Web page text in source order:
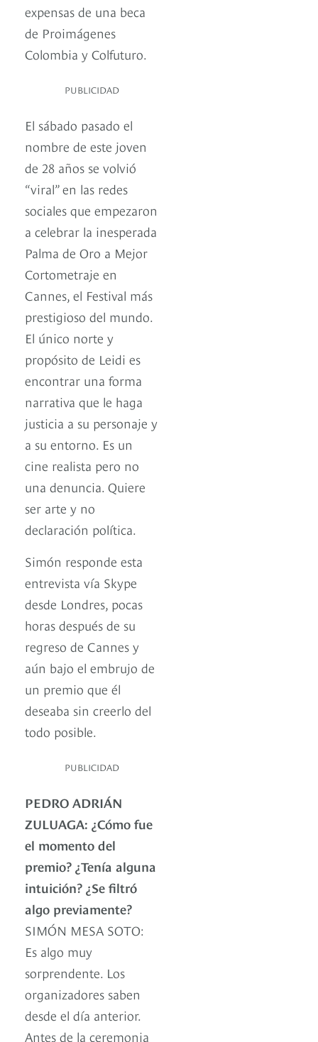
expensas de una beca
de Proimágenes
Colombia y Colfuturo.
PUBLICIDAD
El sábado pasado el
nombre de este joven
de 28 años se volvió
“viral” en las redes
sociales que empezaron
a celebrar la inesperada
Palma de Oro a Mejor
Cortometraje en
Cannes, el Festival más
prestigioso del mundo.
El único norte y
propósito de Leidi es
encontrar una forma
narrativa que le haga
justicia a su personaje y
a su entorno. Es un
cine realista pero no
una denuncia. Quiere
ser arte y no
declaración política.
Simón responde esta
entrevista vía Skype
desde Londres, pocas
horas después de su
regreso de Cannes y
aún bajo el embrujo de
un premio que él
deseaba sin creerlo del
todo posible.
PUBLICIDAD
PEDRO ADRIÁN
ZULUAGA: ¿Cómo fue
el momento del
premio? ¿Tenía alguna
intuición? ¿Se filtró
algo previamente?
SIMÓN MESA SOTO:
Es algo muy
sorprendente. Los
organizadores saben
desde el día anterior.
Antes de la ceremonia